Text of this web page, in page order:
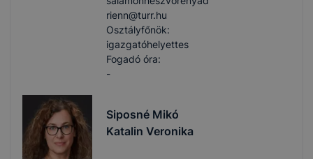
rienn​@turr.hu
Osztályfőnök:
igazgatóhelyettes
Fogadó óra:
-
Siposné Mikó
Katalin Veronika